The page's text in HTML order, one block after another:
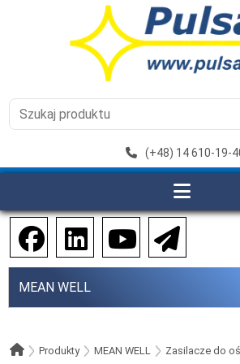
(+48) 14 610-19-
MEAN WELL
Produkty MEAN WELL Zasilacze do